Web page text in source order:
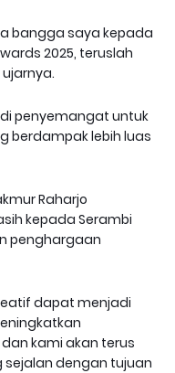
bangga saya kepada
2025, teruslah
penyemangat untuk
berdampak lebih luas
Raharjo
kepada Serambi
penghargaan
dapat menjadi
kami akan terus
dengan tujuan